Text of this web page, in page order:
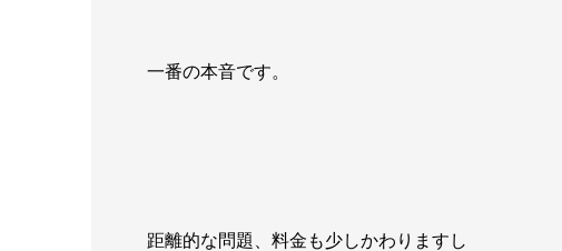
一番の本音です。
距離的な問題、料金も少しかわりますし